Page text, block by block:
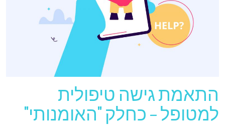
התאמת גישה טיפולית
למטופל – כחלק "האומנותי"